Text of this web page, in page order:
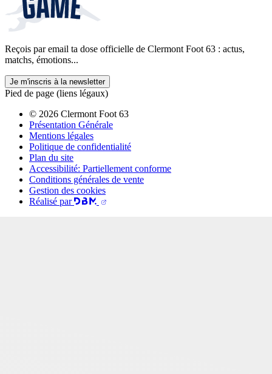
Reçois par email ta dose officielle de Clermont Foot 63 : actus,
matchs, émotions...
Je m'inscris à la newsletter
Pied de page (liens légaux)
© 2026 Clermont Foot 63
Présentation Générale
Mentions légales
Politique de confidentialité
Plan du site
Accessibilité: Partiellement conforme
Conditions générales de vente
Gestion des cookies
Réalisé par